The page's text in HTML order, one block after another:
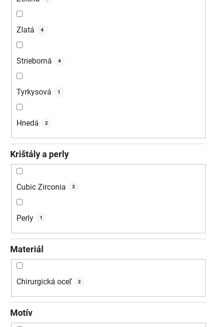
Zlatá 4
Strieborná 4
Tyrkysová 1
Hnedá 2
Krištály a perly
Cubic Zirconia 2
Perly 1
Materiál
Chirurgická oceľ 2
Motív